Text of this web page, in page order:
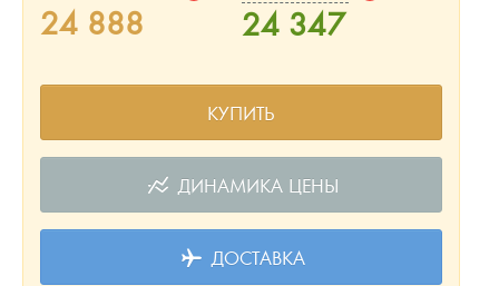
24 888 24 347
КУПИТЬ
ДИНАМИКА ЦЕНЫ
ДОСТАВКА